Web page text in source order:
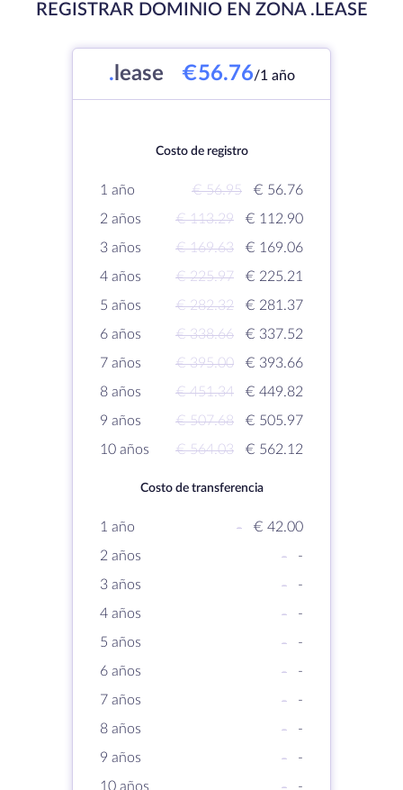
REGISTRAR DOMINIO EN ZONA .LEASE
. lease €56.76/1 año
Costo de registro
1 año € 56.95
€ 56.76
2 años
€ 113.29
€ 112.90
3 años
€ 169.63
€ 169.06
4 años
€ 225.97
€ 225.21
5 años
€ 282.32
€ 281.37
6 años
€ 338.66
€ 337.52
7 años
€ 395.00
€ 393.66
8 años
€ 451.34
€ 449.82
9 años
€ 507.68
€ 505.97
10 años
€ 564.03 € 562.12
Costo de transferencia
1 año -
€ 42.00
2 años
-
-
3 años
-
-
4 años
-
-
5 años
-
-
6 años
-
-
7 años
-
-
8 años
-
-
9 años
-
-
10 años
- -